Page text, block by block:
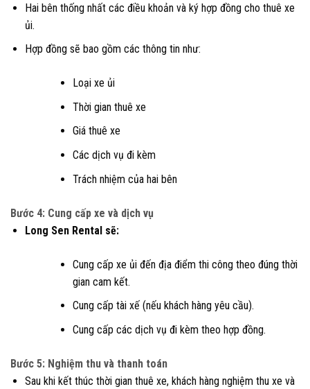
Hai bên thống nhất các điều khoản và ký hợp đồng cho thuê xe
ủi.
Hợp đồng sẽ bao gồm các thông tin như:
Loại xe ủi
Thời gian thuê xe
Giá thuê xe
Các dịch vụ đi kèm
Trách nhiệm của hai bên
Bước 4: Cung cấp xe và dịch vụ
Long Sen Rental sẽ:
Cung cấp xe ủi đến địa điểm thi công theo đúng thời
gian cam kết.
Cung cấp tài xế (nếu khách hàng yêu cầu).
Cung cấp các dịch vụ đi kèm theo hợp đồng.
Bước 5: Nghiệm thu và thanh toán
Sau khi kết thúc thời gian thuê xe, khách hàng nghiệm thu xe và